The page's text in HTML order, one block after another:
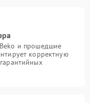
и прошедшие
корректную